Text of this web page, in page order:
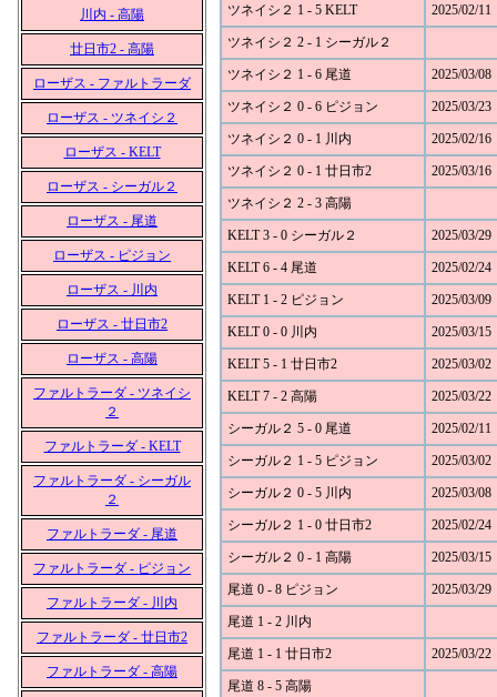
川内 - 高陽
廿日市2 - 高陽
ローザス - ファルトラーダ
ローザス - ツネイシ２
ローザス - KELT
ローザス - シーガル２
ローザス - 尾道
ローザス - ピジョン
ローザス - 川内
ローザス - 廿日市2
ローザス - 高陽
ファルトラーダ - ツネイシ
２
ファルトラーダ - KELT
ファルトラーダ - シーガル
２
ファルトラーダ - 尾道
ファルトラーダ - ピジョン
ファルトラーダ - 川内
ファルトラーダ - 廿日市2
ファルトラーダ - 高陽
ツネイシ２ 1 - 5 KELT 2025/02/11
ツネイシ２ 2 - 1 シーガル２
ツネイシ２ 1 - 6 尾道 2025/03/08
ツネイシ２ 0 - 6 ピジョン 2025/03/23
ツネイシ２ 0 - 1 川内 2025/02/16
ツネイシ２ 0 - 1 廿日市2 2025/03/16
ツネイシ２ 2 - 3 高陽
KELT 3 - 0 シーガル２ 2025/03/29
KELT 6 - 4 尾道 2025/02/24
KELT 1 - 2 ピジョン 2025/03/09
KELT 0 - 0 川内 2025/03/15
KELT 5 - 1 廿日市2 2025/03/02
KELT 7 - 2 高陽 2025/03/22
シーガル２ 5 - 0 尾道 2025/02/11
シーガル２ 1 - 5 ピジョン 2025/03/02
シーガル２ 0 - 5 川内 2025/03/08
シーガル２ 1 - 0 廿日市2 2025/02/24
シーガル２ 0 - 1 高陽 2025/03/15
尾道 0 - 8 ピジョン 2025/03/29
尾道 1 - 2 川内
尾道 1 - 1 廿日市2 2025/03/22
尾道 8 - 5 高陽